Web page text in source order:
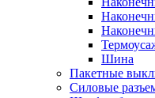
Шина
Пакетные
Силовые